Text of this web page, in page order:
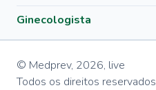
Ginecologista
© Medprev, 2026, live
Todos os direitos reservados